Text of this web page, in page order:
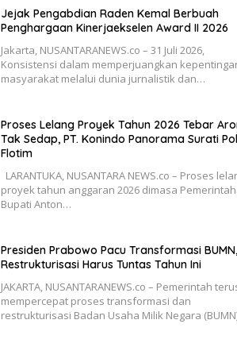
Jejak Pengabdian Raden Kemal Berbuah
Penghargaan Kinerjaekselen Award II 2026
Jakarta, NUSANTARANEWS.co – 31 Juli 2026,
Konsistensi dalam memperjuangkan
masyarakat melalui dunia jurnalistik dan…
Proses Lelang Proyek Tahun 2026 Tebar
Tak Sedap, PT. Konindo Panorama Surati
Flotim
LARANTUKA, NUSANTARA NEWS.co – Proses
proyek tahun anggaran 2026 dimasa
Bupati Anton…
Presiden Prabowo Pacu Transformasi BUMN,
Restrukturisasi Harus Tuntas Tahun Ini
JAKARTA, NUSANTARANEWS.co – Pemerintah
mempercepat proses transformasi dan
restrukturisasi Badan Usaha Milik Negara